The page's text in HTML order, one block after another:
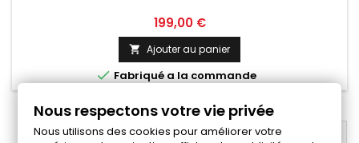
Prix
199,00 €
 Ajouter au panier
Fabriqué a la commande
RETOUR EN HAUT
Nous respectons votre vie privée
Nous utilisons des cookies pour améliorer votre